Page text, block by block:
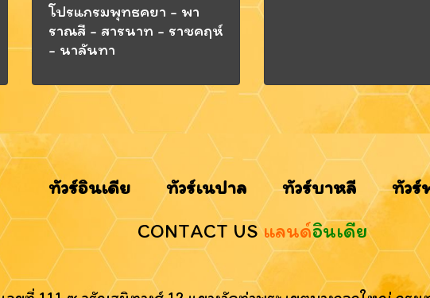
โปรแกรมพุทธคยา - พา
ราณสี - สารนาท - ราชคฤห์
- นาลันทา
ทัวร์อินเดีย ทัวร์เนปาล ทัวร์บาหลี ทัวร์
CONTACT US แลนด์อินเดีย